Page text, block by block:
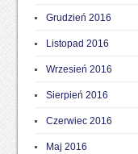
Grudzień 2016
Listopad 2016
Wrzesień 2016
Sierpień 2016
Czerwiec 2016
Maj 2016